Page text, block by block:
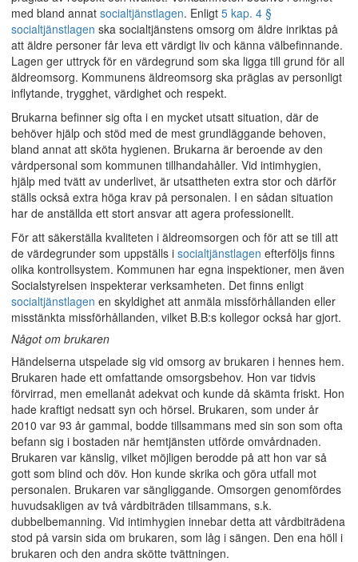
med bland annat socialtjänstlagen. Enligt 5 kap. 4 §
socialtjänstlagen ska socialtjänstens omsorg om äldre inriktas på
att äldre personer får leva ett värdigt liv och känna välbefinnande.
Lagen ger uttryck för en värdegrund som ska ligga till grund för all
äldreomsorg. Kommunens äldreomsorg ska präglas av personligt
inflytande, trygghet, värdighet och respekt.
Brukarna befinner sig ofta i en mycket utsatt situation, där de
behöver hjälp och stöd med de mest grundläggande behoven,
bland annat att sköta hygienen. Brukarna är beroende av den
vårdpersonal som kommunen tillhandahåller. Vid intimhygien,
hjälp med tvätt av underlivet, är utsattheten extra stor och därför
ställs också extra höga krav på personalen. I en sådan situation
har de anställda ett stort ansvar att agera professionellt.
För att säkerställa kvaliteten i äldreomsorgen och för att se till att
de värdegrunder som uppställs i socialtjänstlagen efterföljs finns
olika kontrollsystem. Kommunen har egna inspektioner, men även
Socialstyrelsen inspekterar verksamheten. Det finns enligt
socialtjänstlagen en skyldighet att anmäla missförhållanden eller
misstänkta missförhållanden, vilket B.B:s kollegor också har gjort.
Något om brukaren
Händelserna utspelade sig vid omsorg av brukaren i hennes hem.
Brukaren hade ett omfattande omsorgsbehov. Hon var tidvis
förvirrad, men emellanåt adekvat och kunde då skämta friskt. Hon
hade kraftigt nedsatt syn och hörsel. Brukaren, som under år
2010 var 93 år gammal, bodde tillsammans med sin son som ofta
befann sig i bostaden när hemtjänsten utförde omvårdnaden.
Brukaren var känslig, vilket möjligen berodde på att hon var så
gott som blind och döv. Hon kunde skrika och göra utfall mot
personalen. Brukaren var sängliggande. Omsorgen genomfördes
huvudsakligen av två vårdbiträden tillsammans, s.k.
dubbelbemanning. Vid intimhygien innebar detta att vårdbiträdena
stod på varsin sida om brukaren, som låg i sängen. Den ena höll i
brukaren och den andra skötte tvättningen.